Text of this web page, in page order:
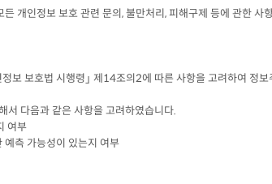
개인정보 보호 관련 문의, 불만처리, 피해구제 등에 관한 사
보호법 시행령｣ 제14조의2에 따른 사항을 고려하여 정
서 다음과 같은 사항을 고려하였습니다.
는지 여부
한 예측 가능성이 있는지 여부
부